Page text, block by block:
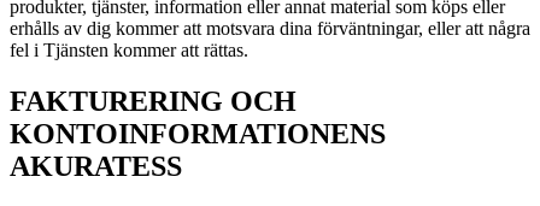
produkter, tjänster, information eller annat material som köps eller
erhålls av dig kommer att motsvara dina förväntningar, eller att några
fel i Tjänsten kommer att rättas.
FAKTURERING OCH
KONTOINFORMATIONENS
AKURATESS